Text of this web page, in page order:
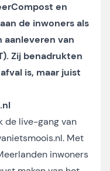
en
de inwoners als
aanleveren van
Zij benadrukten
is, maar juist
de live-gang van
. Met
inwoners